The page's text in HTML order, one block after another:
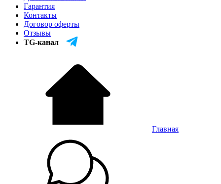
Гарантия
Контакты
Договор оферты
Отзывы
TG-канал
Главная